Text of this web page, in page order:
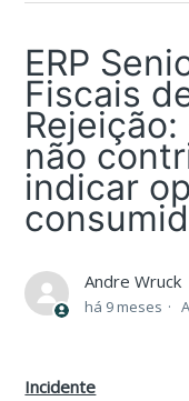
ERP
Fiscais
não
indicar
Andre Wruck
há 9 meses
Incidente